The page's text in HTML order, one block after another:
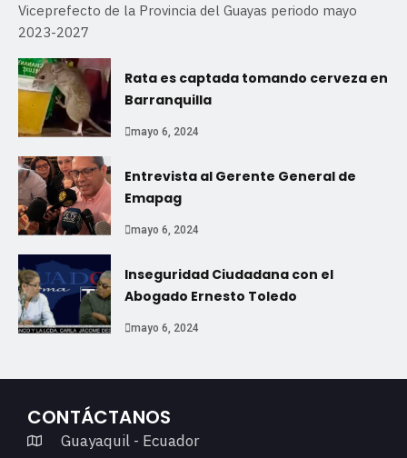
Viceprefecto de la Provincia del Guayas periodo mayo
2023-2027
Rata es captada tomando cerveza en
Barranquilla
mayo 6, 2024
Entrevista al Gerente General de
Emapag
mayo 6, 2024
Inseguridad Ciudadana con el
Abogado Ernesto Toledo
mayo 6, 2024
CONTÁCTANOS
Guayaquil - Ecuador